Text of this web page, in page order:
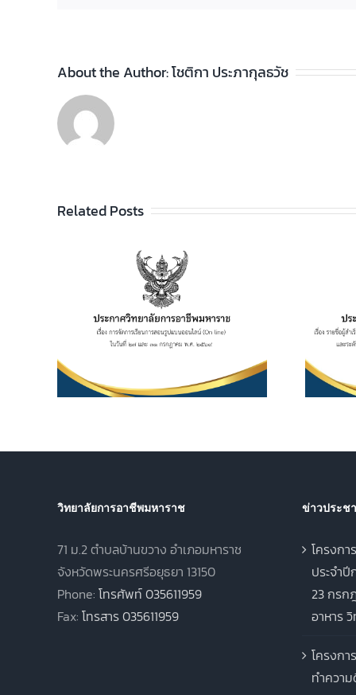
About the Author:โชติกา ประภากุลธวัช
Related Posts
ประกาศวิทยาลัยฯ เรื่อง
รายชื่อผู้สำเร็จการศึกษา
ระดับประกาศนียบัตร
วิชาชีพ (ปวช.) พุทธศักราช
2562 และระดับ
ประกาศนียบัตรวิชาชีพชั้น
สูง (ปวส.) พุทธศักราช
2567 ภาคเรียนฤดูร้อน
วิทยาลัยการอาชีพมหาราช
71 ม.2 ตำบลบ้านขวาง อำเภอมหาราช
จังหวัดพระนครศรีอยุธยา 13150
Phone: โทรศัพท์ 035611959
Fax: โทรสาร 035611959
ข่าวประช
โครงก
ประจำ
23 กรก
อาหาร
โครงก
ทำควา